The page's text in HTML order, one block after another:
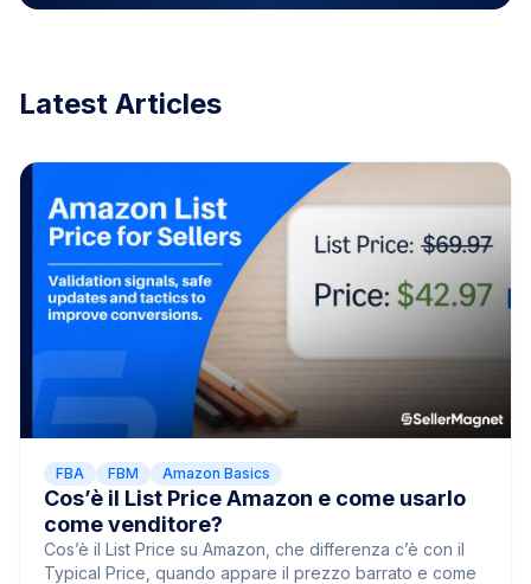
Latest Articles
FBA FBM Amazon Basics
Cos’è il List Price Amazon e come usarlo
come venditore?
Cos’è il List Price su Amazon, che differenza c’è con il
Typical Price, quando appare il prezzo barrato e come